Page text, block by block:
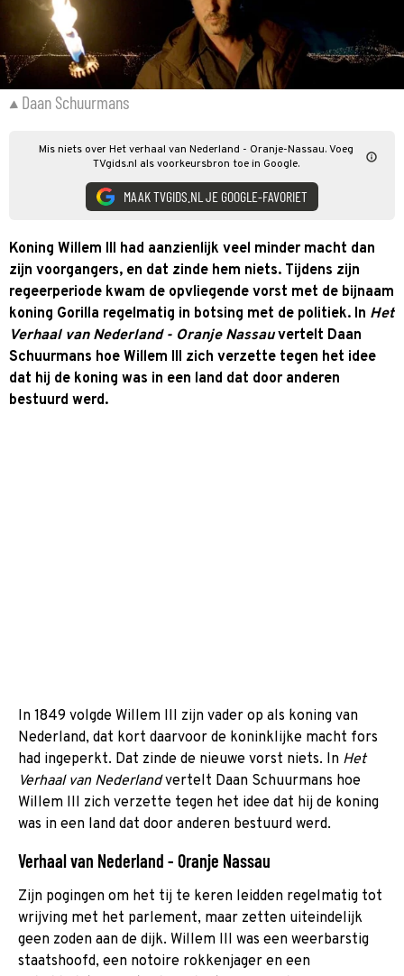
Daan Schuurmans
Mis niets over Het verhaal van Nederland - Oranje-Nassau. Voeg
TVgids.nl als voorkeursbron toe in Google.
MAAK TVGIDS.NL JE GOOGLE-FAVORIET
Koning Willem III had aanzienlijk veel minder macht dan
zijn voorgangers, en dat zinde hem niets. Tijdens zijn
regeerperiode kwam de opvliegende vorst met de bijnaam
koning Gorilla regelmatig in botsing met de politiek. In Het
Verhaal van Nederland - Oranje Nassauvertelt Daan
Schuurmans hoe Willem III zich verzette tegen het idee
dat hij de koning was in een land dat door anderen
bestuurd werd.
In 1849 volgde Willem III zijn vader op als koning van
Nederland, dat kort daarvoor de koninklijke macht fors
had ingeperkt. Dat zinde de nieuwe vorst niets. In Het
Verhaal van Nederlandvertelt Daan Schuurmans hoe
Willem III zich verzette tegen het idee dat hij de koning
was in een land dat door anderen bestuurd werd.
Verhaal van Nederland - Oranje Nassau
Zijn pogingen om het tij te keren leidden regelmatig tot
wrijving met het parlement, maar zetten uiteindelijk
geen zoden aan de dijk. Willem III was een weerbarstig
staatshoofd, een notoire rokkenjager en een